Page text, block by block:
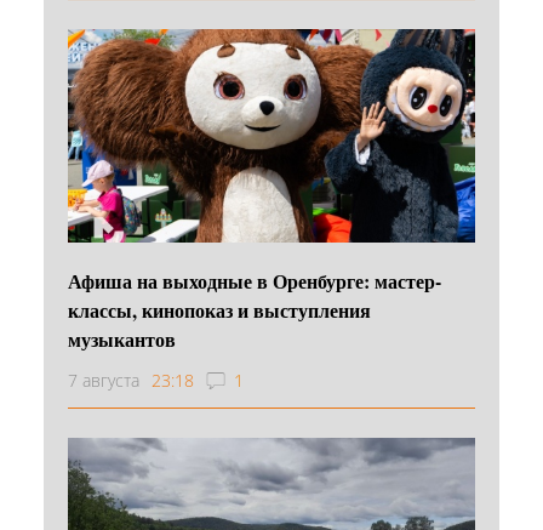
Афиша на выходные в Оренбурге: мастер-
классы, кинопоказ и выступления
музыкантов
7 августа 23:18 1